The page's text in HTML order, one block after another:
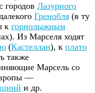
городов Лазурного
Гренобля (в ту
к горнолыжным
Из Марселя ходят
(Кастеллан), к плато
также
Марсель со
—
и др.